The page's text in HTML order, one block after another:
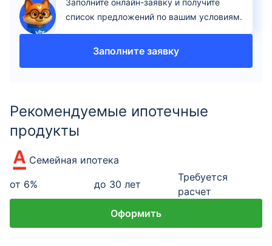
Заполните онлайн-заявку и получите
список предложений по вашим условиям.
Заполните заявку
Рекомендуемые ипотечные
продукты
Семейная ипотека
от 6% до 30 лет
Требуется
расчет
Оформить